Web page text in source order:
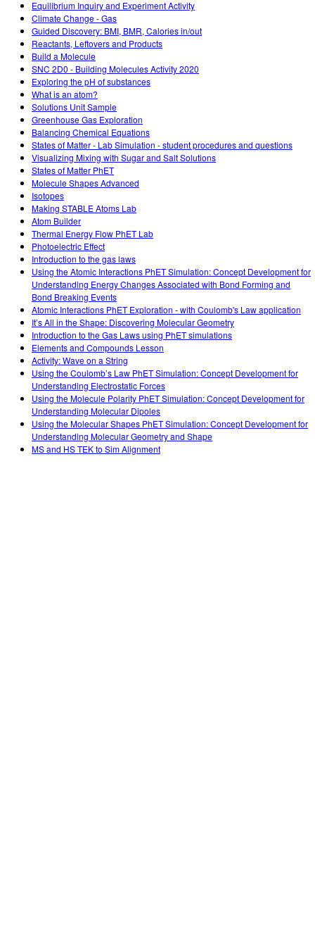
Equilibrium Inquiry and Experiment Activity
Climate Change - Gas
Guided Discovery: BMI, BMR, Calories in/out
Reactants, Leftovers and Products
Build a Molecule
SNC 2D0 - Building Molecules Activity 2020
Exploring the pH of substances
What is an atom?
Solutions Unit Sample
Greenhouse Gas Exploration
Balancing Chemical Equations
States of Matter - Lab Simulation - student procedures and questions
Visualizing Mixing with Sugar and Salt Solutions
States of Matter PhET
Molecule Shapes Advanced
Isotopes
Making STABLE Atoms Lab
Atom Builder
Thermal Energy Flow PhET Lab
Photoelectric Effect
Introduction to the gas laws
Using the Atomic Interactions PhET Simulation: Concept Development for
Understanding Energy Changes Associated with Bond Forming and
Bond Breaking Events
Atomic Interactions PhET Exploration - with Coulomb's Law application
It’s All in the Shape: Discovering Molecular Geometry
Introduction to the Gas Laws using PhET simulations
Elements and Compounds Lesson
Activity: Wave on a String
Using the Coulomb’s Law PhET Simulation: Concept Development for
Understanding Electrostatic Forces
Using the Molecule Polarity PhET Simulation: Concept Development for
Understanding Molecular Dipoles
Using the Molecular Shapes PhET Simulation: Concept Development for
Understanding Molecular Geometry and Shape
MS and HS TEK to Sim Alignment